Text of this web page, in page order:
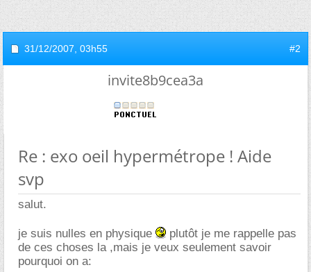
31/12/2007, 03h55 #2
invite8b9cea3a
Re : exo oeil hypermétrope ! Aide
svp
salut.
je suis nulles en physique
plutôt je me rappelle pas
de ces choses la ,mais je veux seulement savoir
pourquoi on a: